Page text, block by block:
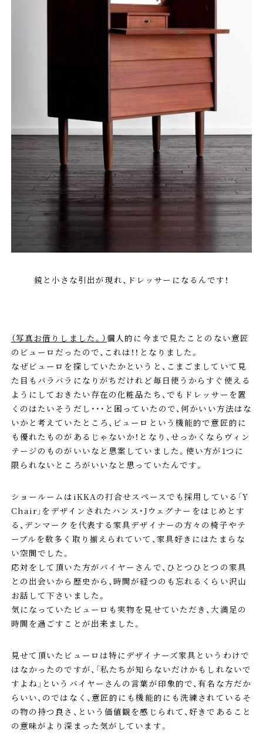
鏡と小さな引出が現れ、ドレッサーになるんです！
（写真お借りしました。）個人的に今まで見たことのない意匠
のビューロだったので、これは！！となりました。
なぜビューロを探していたかというと、こまごましていて見
た目もバラバラになりがちだけれど毎日使うからすぐ使える
ようにしておきたい存在の化粧品たち、でもドレッサーを置
くのはたいそうだし・・・と困っていたので、何かいい方法はな
いかと考えていたところ、ビューロという機能的で意匠的に
も優れたものがあるじゃないか！となり、せっかくならヴィン
テージのものがいいなと思案していました。使い方が1つに
限られないところがいいなと思っていたんです。
ショールームはiKKAの打合せスペースでも採用している「Y
Chair」をデザインされたハンス・Jウェグナーをはじめとす
る、デンマークを代表する家具デザイナーの方々の椅子やテ
ーブルを数多く取り揃えられていて、家具好きにはたまらな
い空間でした。
応対をして頂いた方がバイヤーさんで、ひとつひとつの家具
との出会いから歴史から、時間が経つのも忘れるくらい沢山
お話して下さいました。
気になっていたビューロも実物を見せていただき、大満足の
時間を過ごすことが出来ました。
見せて頂いたビューロは特にデザイナーズ家具というわけで
はなかったのですが、「私たちが知らないだけかもしれないで
すよね」というバイヤーさんの言葉が印象的で、有名な方だか
らいい、のではなく、意匠的にも機能的にも洗練されているそ
の物の持つ良さ、という価値観を感じられて、好きであること
の意味がより深まった気がしています。